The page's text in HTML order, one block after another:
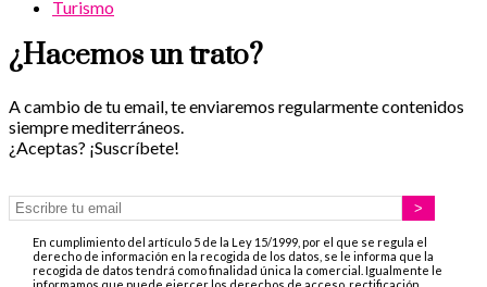
Turismo
¿Hacemos un trato?
A cambio de tu email, te enviaremos regularmente contenidos
siempre mediterráneos.
¿Aceptas? ¡Suscríbete!
En cumplimiento del artículo 5 de la Ley 15/1999, por el que se regula el
derecho de información en la recogida de los datos, se le informa que la
recogida de datos tendrá como finalidad única la comercial. Igualmente le